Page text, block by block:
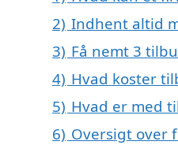
2) Indhent altid
3) Få nemt 3
4) Hvad koster
5) Hvad er med
6) Oversigt over